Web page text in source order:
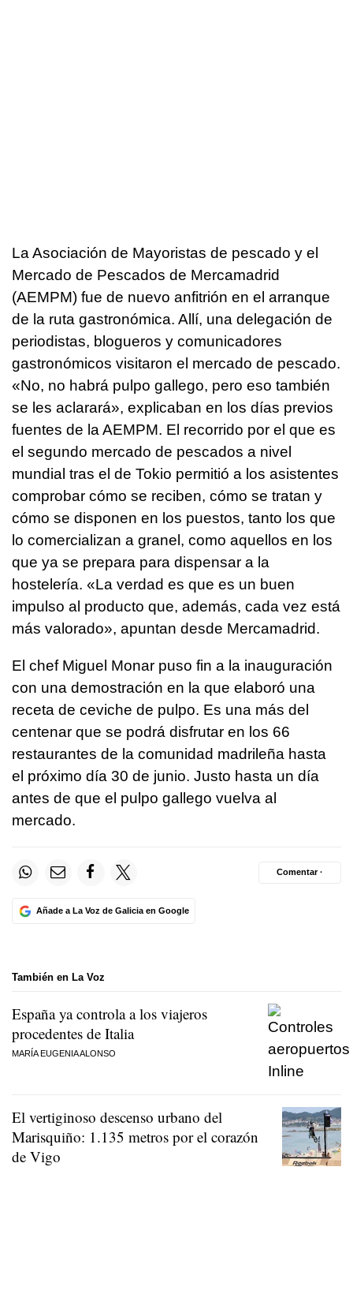
La Asociación de Mayoristas de pescado y el
Mercado de Pescados de Mercamadrid
(AEMPM) fue de nuevo anfitrión en el arranque
de la ruta gastronómica. Allí, una delegación de
periodistas, blogueros y comunicadores
gastronómicos visitaron el mercado de pescado.
«No, no habrá pulpo gallego, pero eso también
se les aclarará», explicaban en los días previos
fuentes de la AEMPM. El recorrido por el que es
el segundo mercado de pescados a nivel
mundial tras el de Tokio permitió a los asistentes
comprobar cómo se reciben, cómo se tratan y
cómo se disponen en los puestos, tanto los que
lo comercializan a granel, como aquellos en los
que ya se prepara para dispensar a la
hostelería. «La verdad es que es un buen
impulso al producto que, además, cada vez está
más valorado», apuntan desde Mercamadrid.
El chef Miguel Monar puso fin a la inauguración
con una demostración en la que elaboró una
receta de ceviche de pulpo. Es una más del
centenar que se podrá disfrutar en los 66
restaurantes de la comunidad madrileña hasta
el próximo día 30 de junio. Justo hasta un día
antes de que el pulpo gallego vuelva al
mercado.
Añade a La Voz de Galicia en Google
Comentar ·
También en La Voz
España ya controla a los viajeros
procedentes de Italia
MARÍA EUGENIA ALONSO
El vertiginoso descenso urbano del
Marisquiño: 1.135 metros por el corazón
de Vigo